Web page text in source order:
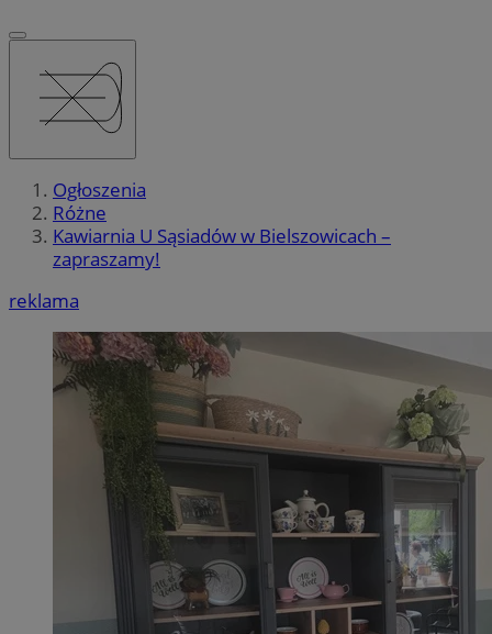
Ogłoszenia
Różne
Kawiarnia U Sąsiadów w Bielszowicach –
zapraszamy!
reklama